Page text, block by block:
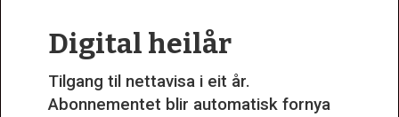
Digital heilår
Tilgang til nettavisa i eit år.
Abonnementet blir automatisk fornya